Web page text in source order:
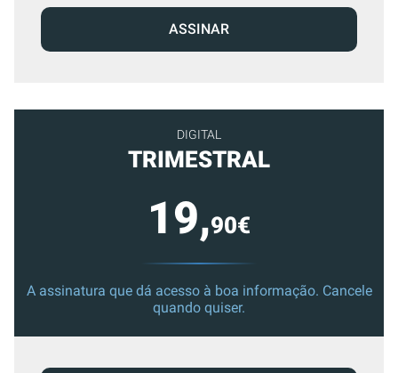
ASSINAR
DIGITAL
TRIMESTRAL
19,90€
A assinatura que dá acesso à boa informação. Cancele
quando quiser.